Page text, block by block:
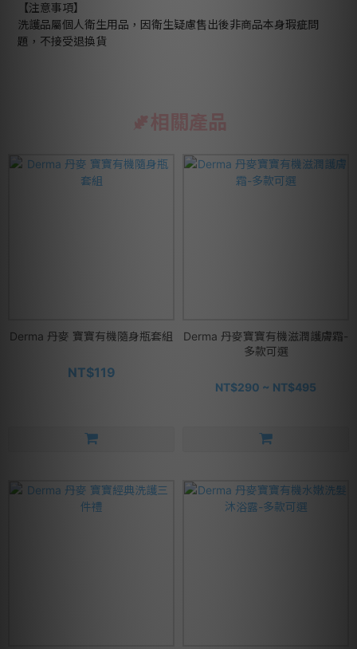
【注意事項】
洗護品屬個人衛生用品，因衛生疑慮售出後非商品本身瑕疵問
題，不接受退換貨
相關產品
Derma 丹麥 寶寶有機隨身瓶套組
NT$119
Derma 丹麥寶寶有機滋潤護膚霜-
多款可選
NT$290 ~ NT$495